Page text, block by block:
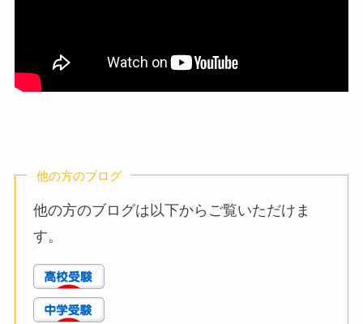
他の方のブログ
他の方のブログは以下からご覧いただけま
す。